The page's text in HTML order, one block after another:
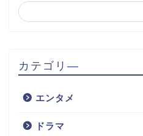
カテゴリ―
エンタメ
ドラマ